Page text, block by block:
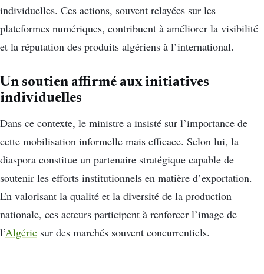
individuelles. Ces actions, souvent relayées sur les
plateformes numériques, contribuent à améliorer la visibilité
et la réputation des produits algériens à l’international.
Un soutien affirmé aux initiatives
individuelles
Dans ce contexte, le ministre a insisté sur l’importance de
cette mobilisation informelle mais efficace. Selon lui, la
diaspora constitue un partenaire stratégique capable de
soutenir les efforts institutionnels en matière d’exportation.
En valorisant la qualité et la diversité de la production
nationale, ces acteurs participent à renforcer l’image de
l’Algérie sur des marchés souvent concurrentiels.